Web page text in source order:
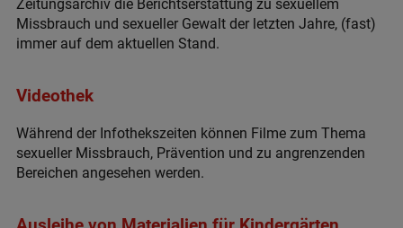
Zeitungsarchiv die Berichtserstattung zu sexuellem
Missbrauch und sexueller Gewalt der letzten Jahre, (fast)
immer auf dem aktuellen Stand.
Videothek
Während der Infothekszeiten können Filme zum Thema
sexueller Missbrauch, Prävention und zu angrenzenden
Bereichen angesehen werden.